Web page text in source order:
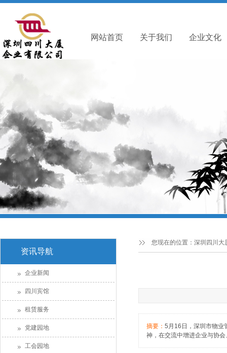
网站首页 关于我们 企业文化
您现在的位置： 深圳四川大
资讯导航
企业新闻
四川宾馆
租赁服务
党建园地
工会园地
摘要： 5月16日，深圳市物业
神，在交流中增进企业与协